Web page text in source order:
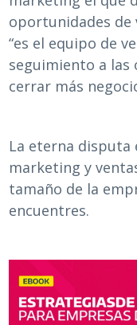
oportunidades de
“es el equipo de
seguimiento a las
cerrar más
La eterna disputa
marketing y
tamaño de la
encuentres.